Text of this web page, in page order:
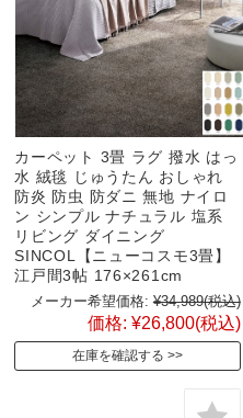
カーペット 3畳 ラグ 撥水 はっ
水 絨毯 じゅうたん おしゃれ
防炎 防虫 防ダニ 無地 ナイロ
ン シンプル ナチュラル 塩系
リビング ダイニング
SINCOL【ニューコスモ3畳】
江戸間3帖 176×261cm
メーカー希望価格: ¥34,989(税込)
価格: ¥26,800(税込)
在庫を確認する